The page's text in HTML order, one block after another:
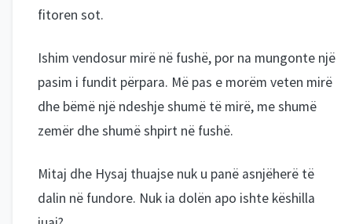
fitoren sot.
Ishim vendosur mirë në fushë, por na mungonte një
pasim i fundit përpara. Më pas e morëm veten mirë
dhe bëmë një ndeshje shumë të mirë, me shumë
zemër dhe shumë shpirt në fushë.
Mitaj dhe Hysaj thuajse nuk u panë asnjëherë të
dalin në fundore. Nuk ia dolën apo ishte këshilla